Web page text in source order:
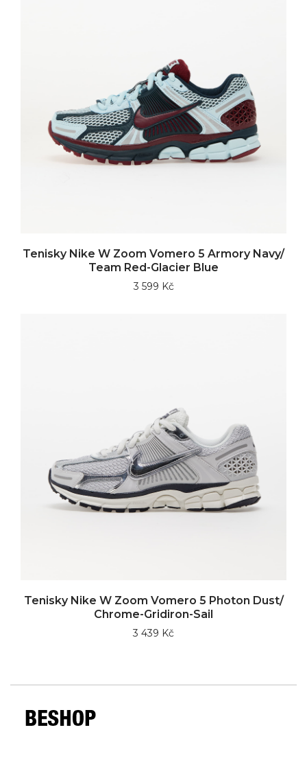
Tenisky Nike W Zoom Vomero 5 Armory Navy/
Team Red-Glacier Blue
3 599 Kč
Tenisky Nike W Zoom Vomero 5 Photon Dust/
Chrome-Gridiron-Sail
3 439 Kč